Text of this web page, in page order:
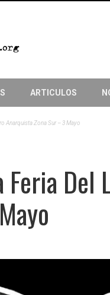
ARTICULOS
Anarquista Zona Sur – 3 Mayo
Feria